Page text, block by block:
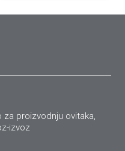
proizvodnju ovitaka,
izvoz